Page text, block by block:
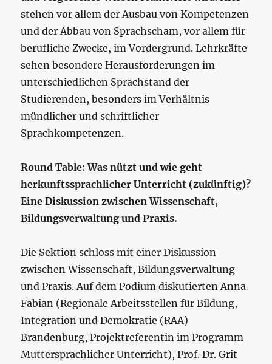
stehen vor allem der Ausbau von Kompetenzen
und der Abbau von Sprachscham, vor allem für
berufliche Zwecke, im Vordergrund. Lehrkräfte
sehen besondere Herausforderungen im
unterschiedlichen Sprachstand der
Studierenden, besonders im Verhältnis
mündlicher und schriftlicher
Sprachkompetenzen.
Round Table:Was nützt und wie geht
herkunftssprachlicher Unterricht (zukünftig)?
Eine Diskussion zwischen Wissenschaft,
Bildungsverwaltung und Praxis.
Die Sektion schloss mit einer Diskussion
zwischen Wissenschaft, Bildungsverwaltung
und Praxis. Auf dem Podium diskutierten Anna
Fabian (Regionale Arbeitsstellen für Bildung,
Integration und Demokratie (RAA)
Brandenburg, Projektreferentin im Programm
Muttersprachlicher Unterricht), Prof. Dr. Grit